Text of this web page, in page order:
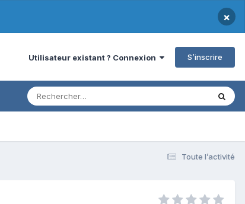
×
Utilisateur existant ? Connexion S’inscrire
Toute l’activité